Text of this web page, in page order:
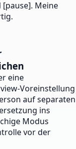
Meine
eine
Voreinstellung
auf separaten
ins
Modus
vor der